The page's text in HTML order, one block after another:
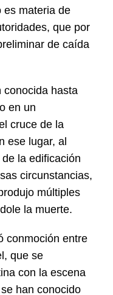
es materia de
que por
de caída
conocida hasta
en un
cruce de la
ese lugar, al
la edificación
circunstancias,
múltiples
la muerte.
conmoción entre
que se
con la escena
han conocido